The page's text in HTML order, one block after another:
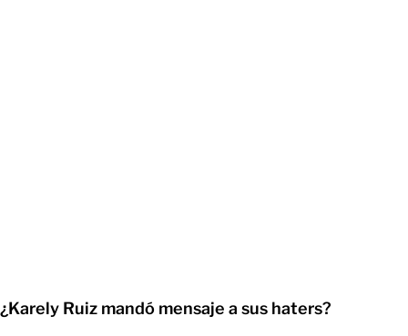
¿Karely Ruiz mandó mensaje a sus haters?